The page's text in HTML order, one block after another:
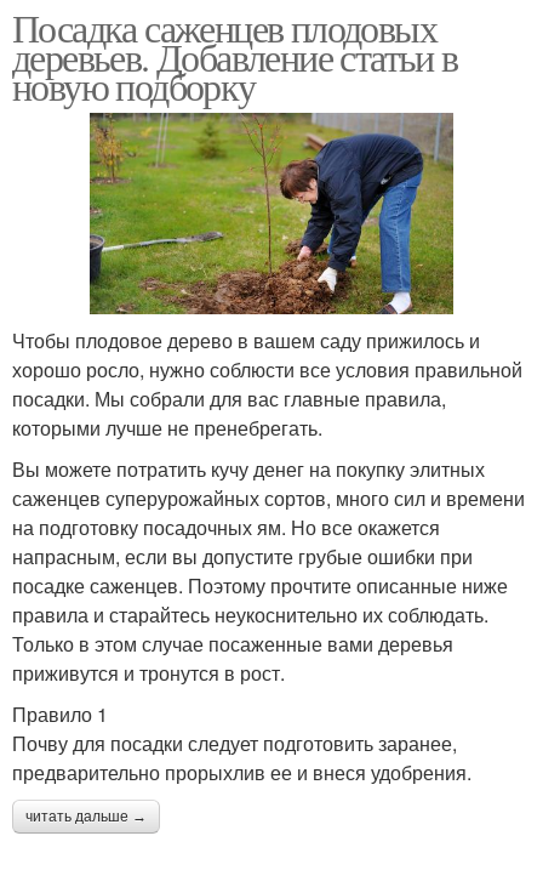
Посадка саженцев плодовых
деревьев. Добавление статьи в
новую подборку
Чтобы плодовое дерево в вашем саду прижилось и
хорошо росло, нужно соблюсти все условия правильной
посадки. Мы собрали для вас главные правила,
которыми лучше не пренебрегать.
Вы можете потратить кучу денег на покупку элитных
саженцев суперурожайных сортов, много сил и времени
на подготовку посадочных ям. Но все окажется
напрасным, если вы допустите грубые ошибки при
посадке саженцев. Поэтому прочтите описанные ниже
правила и старайтесь неукоснительно их соблюдать.
Только в этом случае посаженные вами деревья
приживутся и тронутся в рост.
Правило 1
Почву для посадки следует подготовить заранее,
предварительно прорыхлив ее и внеся удобрения.
читать дальше →